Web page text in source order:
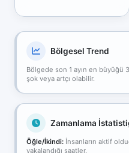
Bölgesel Trend
Bölgede son 1 ayın en büyüğü
şok veya artçı olabilir.
Zamanlama
Öğle/İkindi: İnsanların aktif
yakalandığı saatler.